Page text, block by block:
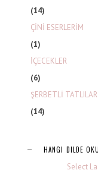
(14)
ÇİNİ ESERLERİM
(1)
İÇECEKLER
(6)
ŞERBETLİ TATLILAR
(14)
HANGI DILDE
Select